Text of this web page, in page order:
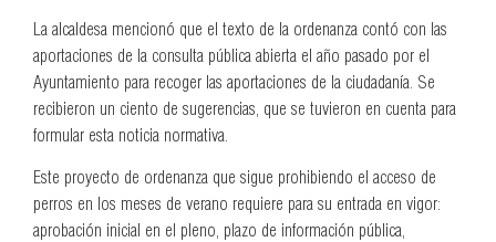
La alcaldesa mencionó que el texto de la ordenanza contó con las
aportaciones de la consulta pública abierta el año pasado por el
Ayuntamiento para recoger las aportaciones de la ciudadanía. Se
recibieron un ciento de sugerencias, que se tuvieron en cuenta para
formular esta noticia normativa.
Este proyecto de ordenanza que sigue prohibiendo el acceso de
perros en los meses de verano requiere para su entrada en vigor:
aprobación inicial en el pleno, plazo de información pública,